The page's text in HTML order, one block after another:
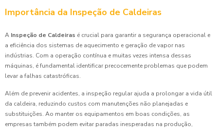
Importância da Inspeção de Caldeiras
A Inspeção de Caldeiras é crucial para garantir a segurança operacional e
a eficiência dos sistemas de aquecimento e geração de vapor nas
indústrias. Com a operação contínua e muitas vezes intensa dessas
máquinas, é fundamental identificar precocemente problemas que podem
levar a falhas catastróficas.
Além de prevenir acidentes, a inspeção regular ajuda a prolongar a vida útil
da caldeira, reduzindo custos com manutenções não planejadas e
substituições. Ao manter os equipamentos em boas condições, as
empresas também podem evitar paradas inesperadas na produção,